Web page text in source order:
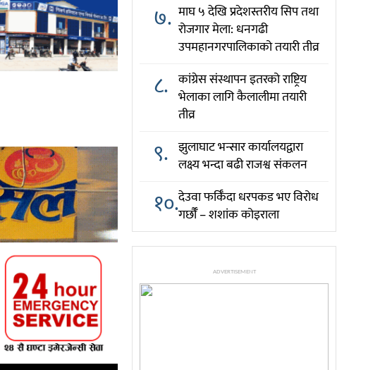
७. माघ ५ देखि प्रदेशस्तरीय सिप तथा
रोजगार मेला: धनगढी
उपमहानगरपालिकाको तयारी तीव्र
८. कांग्रेस संस्थापन इतरको राष्ट्रिय
भेलाका लागि कैलालीमा तयारी
तीव्र
९. झुलाघाट भन्सार कार्यालयद्वारा
लक्ष्य भन्दा बढी राजश्व संकलन
१०.देउवा फर्किँदा धरपकड भए विरोध
गर्छौँं – शशांक कोइराला
ADVERTISEMENT